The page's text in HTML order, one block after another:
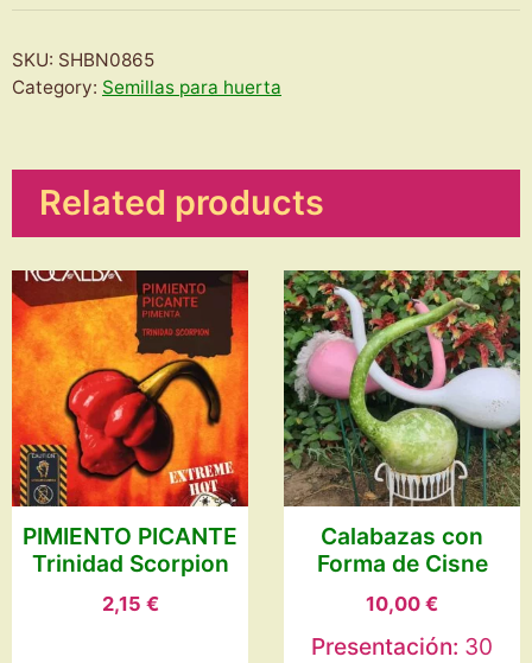
sativa)
Lagos
SKU: SHBN0865
Category: Semillas para huerta
Related products
PIMIENTO PICANTE
Trinidad Scorpion
2,15 €
Calabazas con
Forma de Cisne
10,00 €
Presentación: 30